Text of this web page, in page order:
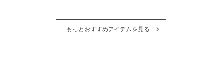
もっとおすすめアイテムを見る